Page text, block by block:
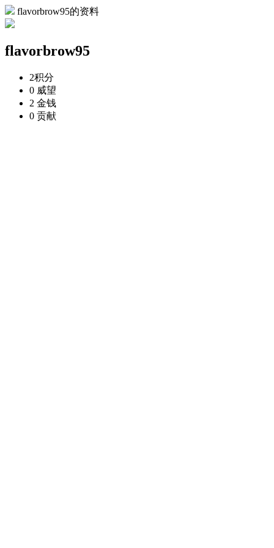
flavorbrow95的资料
flavorbrow95
2积分
0 威望
2 金钱
0 贡献